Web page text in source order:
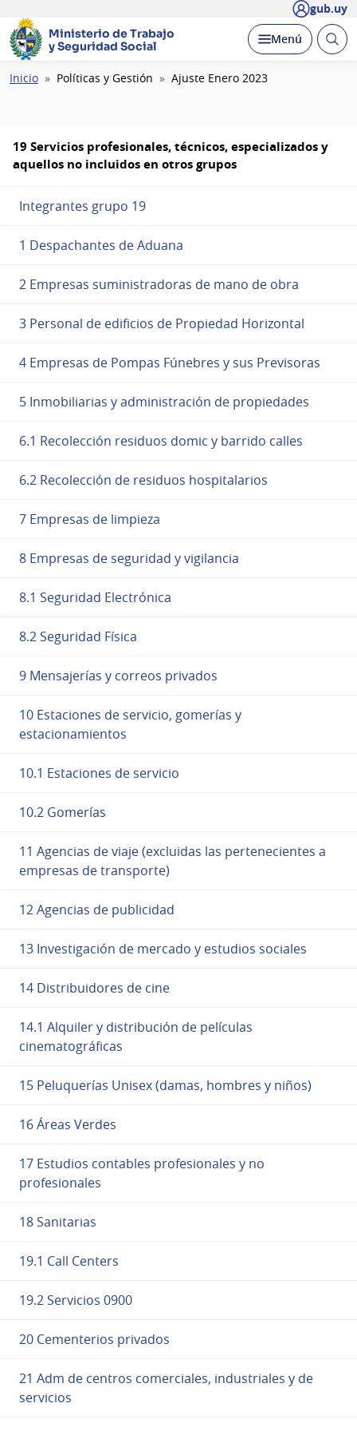
gub.uy
Ministerio de Trabajo
y Seguridad Social
Desplegar
Menú Abrir
Ruta
Inicio Políticas y Gestión Ajuste Enero 2023
19 Servicios profesionales, técnicos, especializados y
aquellos no incluidos en otros grupos
Integrantes grupo 19
1 Despachantes de Aduana
2 Empresas suministradoras de mano de obra
3 Personal de edificios de Propiedad Horizontal
4 Empresas de Pompas Fúnebres y sus Previsoras
5 Inmobiliarias y administración de propiedades
6.1 Recolección residuos domic y barrido calles
6.2 Recolección de residuos hospitalarios
7 Empresas de limpieza
8 Empresas de seguridad y vigilancia
8.1 Seguridad Electrónica
8.2 Seguridad Física
9 Mensajerías y correos privados
10 Estaciones de servicio, gomerías y
estacionamientos
10.1 Estaciones de servicio
10.2 Gomerías
11 Agencias de viaje (excluidas las pertenecientes a
empresas de transporte)
12 Agencias de publicidad
13 Investigación de mercado y estudios sociales
14 Distribuidores de cine
14.1 Alquiler y distribución de películas
cinematográficas
15 Peluquerías Unisex (damas, hombres y niños)
16 Áreas Verdes
17 Estudios contables profesionales y no
profesionales
18 Sanitarias
19.1 Call Centers
19.2 Servicios 0900
20 Cementerios privados
21 Adm de centros comerciales, industriales y de
servicios